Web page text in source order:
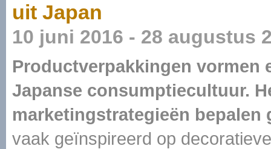
uit Japan
10 juni 2016 - 28 augustus
Productverpakkingen vormen
Japanse consumptiecultuur.
marketingstrategieën bepalen
vaak geïnspireerd op